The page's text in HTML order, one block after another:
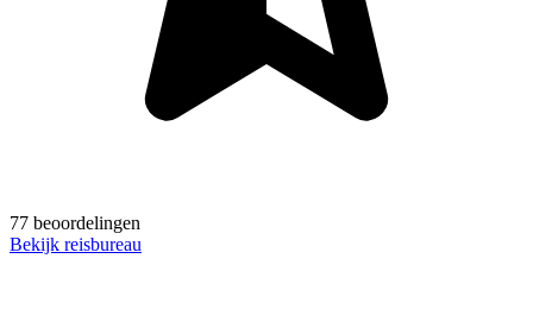
77 beoordelingen
Bekijk reisbureau